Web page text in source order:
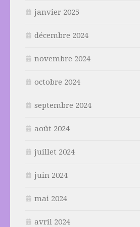
janvier 2025
décembre 2024
novembre 2024
octobre 2024
septembre 2024
août 2024
juillet 2024
juin 2024
mai 2024
avril 2024